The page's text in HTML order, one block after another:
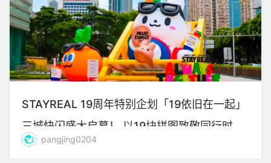
STAYREAL 19周年特别企划「19依旧在一起」
三城快闪盛大启幕！ 以19块拼图致敬同行时
光，共赴全新旅程！
pangjing0204